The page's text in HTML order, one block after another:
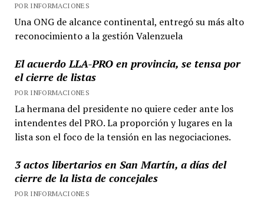
POR INFORMACIONES
Una ONG de alcance continental, entregó su más alto
reconocimiento a la gestión Valenzuela
El acuerdo LLA-PRO en provincia, se tensa por
el cierre de listas
POR INFORMACIONES
La hermana del presidente no quiere ceder ante los
intendentes del PRO. La proporción y lugares en la
lista son el foco de la tensión en las negociaciones.
3 actos libertarios en San Martín, a días del
cierre de la lista de concejales
POR INFORMACIONES